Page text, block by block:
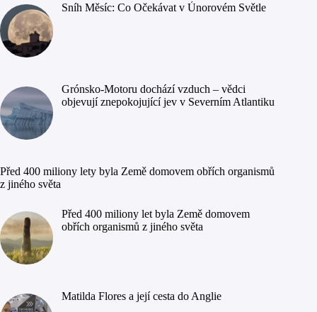
Sníh Měsíc: Co Očekávat v Únorovém Světle
Grónsko-Motoru dochází vzduch – vědci
objevují znepokojující jev v Severním Atlantiku
Před 400 miliony lety byla Země domovem obřích organismů
z jiného světa
Před 400 miliony let byla Země domovem
obřích organismů z jiného světa
Matilda Flores a její cesta do Anglie